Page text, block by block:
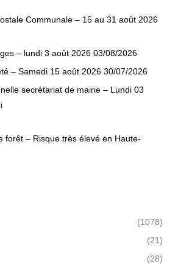
Communale – 15 au 31 août 2026
– lundi 3 août 2026 03/08/2026
– Samedi 15 août 2026 30/07/2026
secrétariat de mairie – Lundi 03
forêt – Risque très élevé en Haute-
(1078)
(21)
(28)